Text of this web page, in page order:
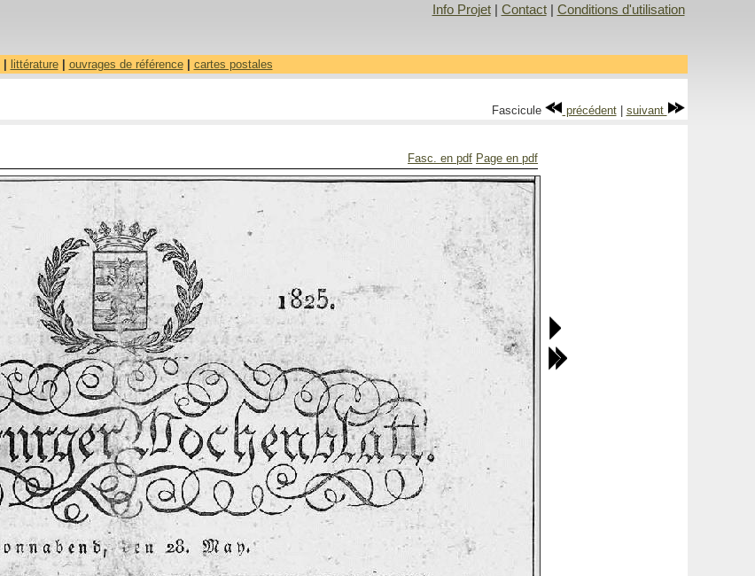
Info Projet| Contact| Conditions d'utilisation
littérature| ouvrages de référence| cartes postales
Fascicule précédent| suivant
Fasc. en pdf Page en pdf